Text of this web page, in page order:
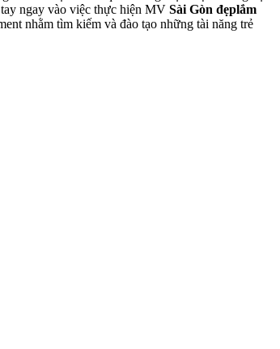
ngay vào việc thực hiện MV Sài Gòn đẹplắm
nhằm tìm kiếm và đào tạo những tài năng trẻ